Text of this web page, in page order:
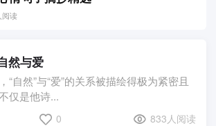
阅读
然与爱
“自然”与“爱”的关系被描绘得极为紧密且
仅是他诗...
0 833人阅读